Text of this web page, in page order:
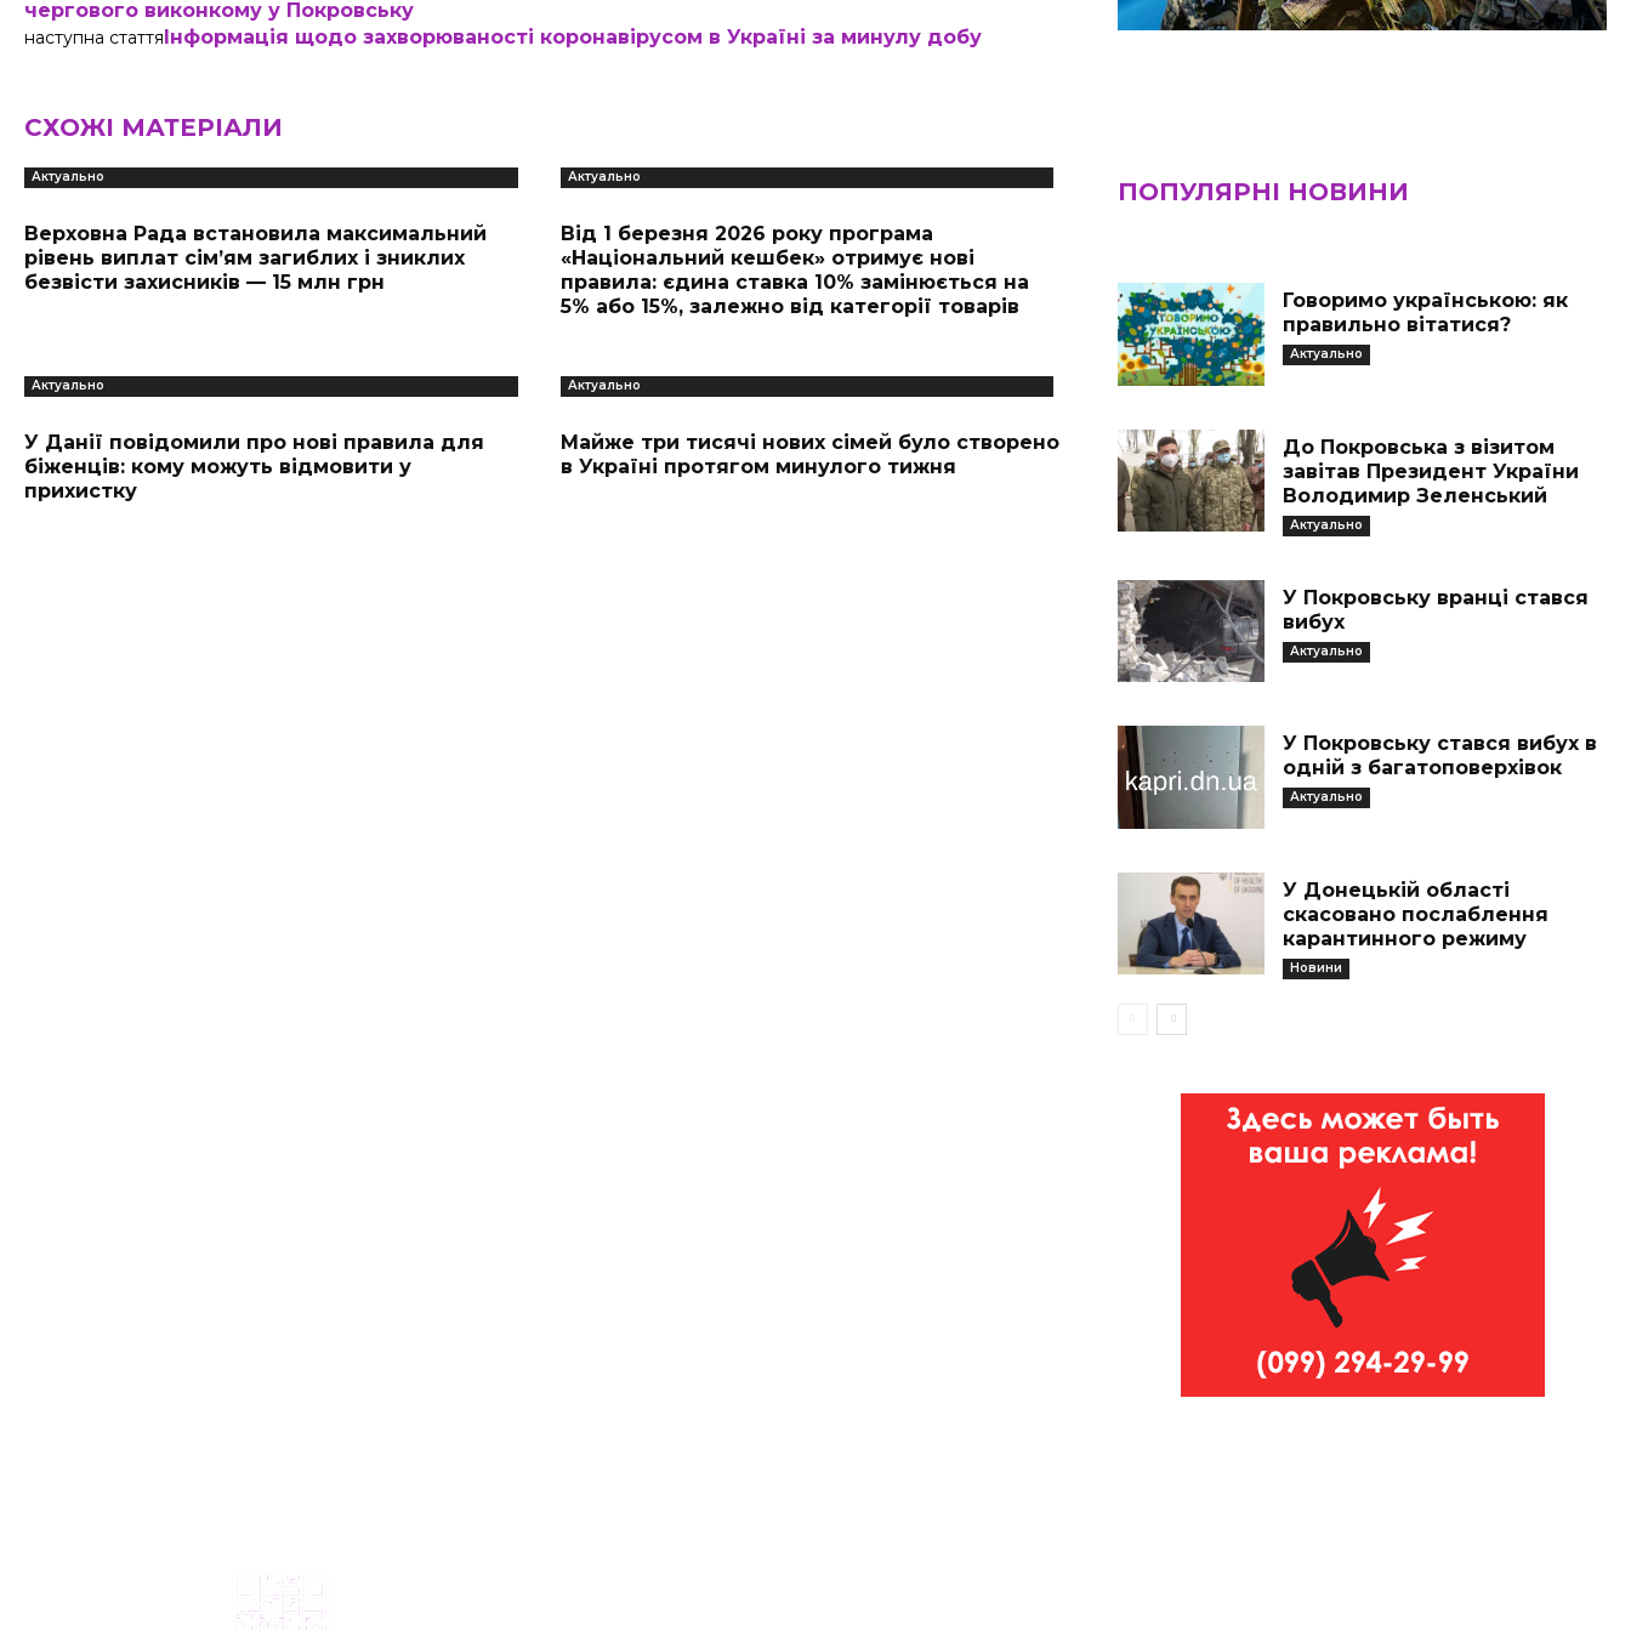
чергового виконкому у Покровську
наступна статтяІнформація щодо захворюваності коронавірусом в Україні за минулу добу
СХОЖІ МАТЕРІАЛИ
Актуально
Верховна Рада встановила максимальний
рівень виплат сім’ям загиблих і зниклих
безвісти захисників — 15 млн грн
Актуально
Від 1 березня 2026 року програма
«Національний кешбек» отримує нові
правила: єдина ставка 10% замінюється на
5% або 15%, залежно від категорії товарів
Актуально
У Данії повідомили про нові правила для
біженців: кому можуть відмовити у
прихистку
Актуально
Майже три тисячі нових сімей було створено
в Україні протягом минулого тижня
ПОПУЛЯРНІ НОВИНИ
Говоримо українською: як
правильно вітатися?
Актуально
До Покровська з візитом
завітав Президент України
Володимир Зеленський
Актуально
У Покровську вранці стався
вибух
Актуально
У Покровську стався вибух в
одній з багатоповерхівок
Актуально
У Донецькій області
скасовано послаблення
карантинного режиму
Новини